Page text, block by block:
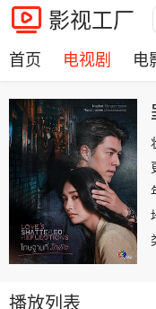
影视工厂
首页 电视剧 电
播放列表